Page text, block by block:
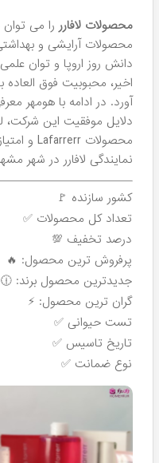
شامپو بدون سولفات لافارر
موهای کراتینه و رنگ شده
۸۵۰,۹۰۰ تومان
پرفروش ترین!
شامپو آبرسان موی خشک لافارر
- 250 میل
۴۰۸,۹۰۰